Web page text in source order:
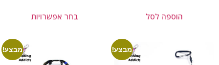
הוספה לסל בחר אפשרויות
מבצע! מבצע!